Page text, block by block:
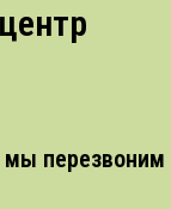
мы перезвоним